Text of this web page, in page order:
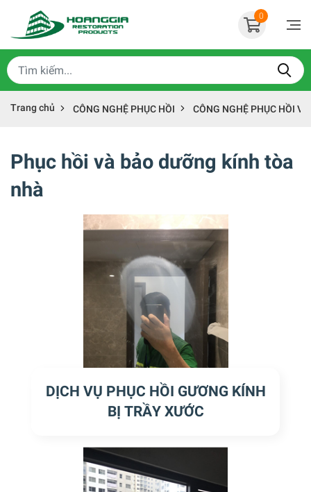
0
Trang chủ CÔNG NGHỆ PHỤC HỒI CÔNG NGHỆ PHỤC HỒI
Phục hồi và bảo dưỡng kính tòa
nhà
DỊCH VỤ PHỤC HỒI GƯƠNG KÍNH
BỊ TRẦY XƯỚC